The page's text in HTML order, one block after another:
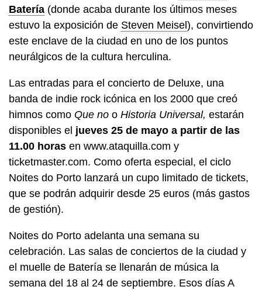
Batería (donde acaba durante los últimos meses
estuvo la exposición de Steven Meisel ), convirtiendo
este enclave de la ciudad en uno de los puntos
neurálgicos de la cultura herculina.
Las entradas para el concierto de Deluxe, una
banda de indie rock icónica en los 2000 que creó
himnos como Que no o Historia Universal, estarán
disponibles el jueves 25 de mayo a partir de las
11.00 horas en www.ataquilla.com y
ticketmaster.com. Como oferta especial, el ciclo
Noites do Porto lanzará un cupo limitado de tickets,
que se podrán adquirir desde 25 euros (más gastos
de gestión).
Noites do Porto adelanta una semana su
celebración. Las salas de conciertos de la ciudad y
el muelle de Batería se llenarán de música la
semana del 18 al 24 de septiembre. Esos días A